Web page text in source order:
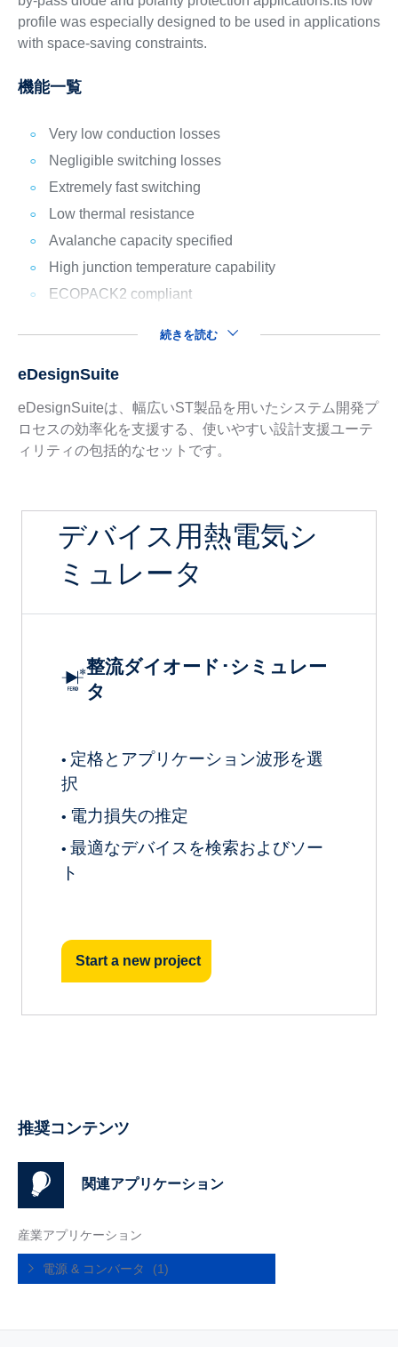
profile was especially designed to be used in applications
with space-saving constraints.
機能一覧
Very low conduction losses
Negligible switching losses
Extremely fast switching
Low thermal resistance
Avalanche capacity specified
High junction temperature capability
ECOPACK2 compliant
続きを読む
eDesignSuite
eDesignSuiteは、幅広いST製品を用いたシステム開発プ
ロセスの効率化を支援する、使いやすい設計支援ユーテ
ィリティの包括的なセットです。
デバイス用熱電気シ
ミュレータ
整流ダイオード･シミュレー
タ
• 定格とアプリケーション波形を選
択
• 電力損失の推定
• 最適なデバイスを検索およびソー
ト
Start a new project
推奨コンテンツ
関連アプリケーション
産業アプリケーション
電源 & コンバータ (1)